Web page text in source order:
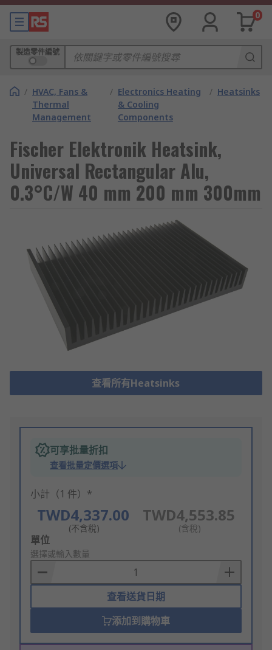
0
製造零件編號
/ HVAC, Fans &
Thermal
Management
/ Electronics Heating
& Cooling
Components
/ Heatsinks
Fischer Elektronik Heatsink,
Universal Rectangular Alu,
0.3°C/W 40 mm 200 mm 300mm
查看所有Heatsinks
可享批量折扣
查看批量定價選項
小計（1 件）*
TWD4,337.00
(不含稅)
TWD4,553.85
(含稅)
Add
to
Basket
單位
選擇或輸入數量
查看送貨日期
添加到購物車